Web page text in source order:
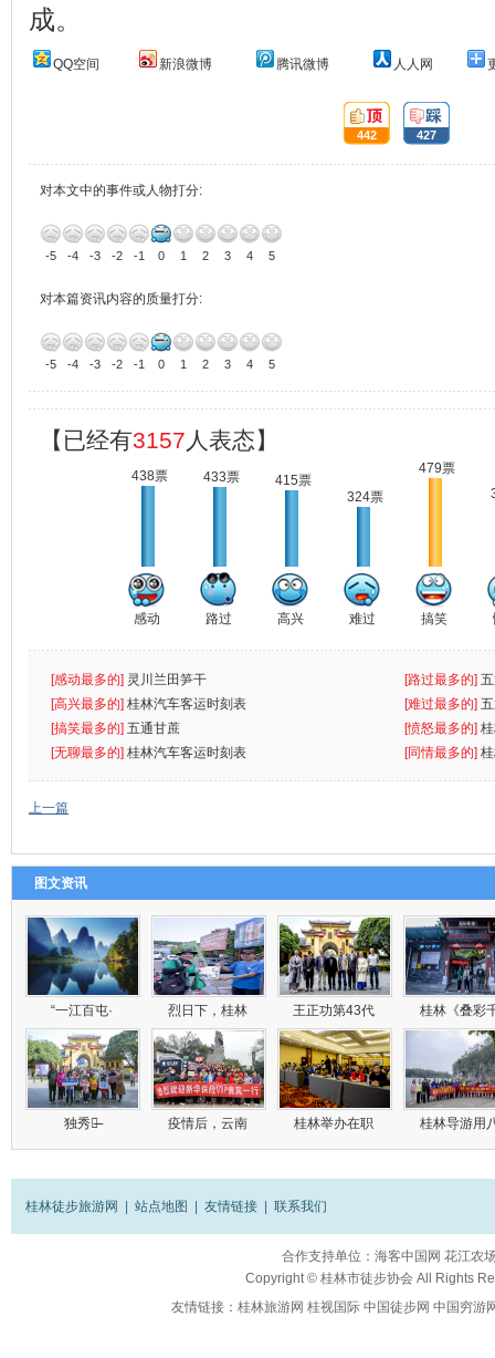
成。
QQ空间 新浪微博 腾讯微博 人人网
顶:
442
踩:
427
对本文中的事件或人物打分:
-5 -4 -3 -2 -1 0 1 2 3 4 5
对本篇资讯内容的质量打分:
-5 -4 -3 -2 -1 0 1 2 3 4 5
【已经有3157 人表态】
438票
感动
433票
路过
415票
高兴
324票
难过
479票
搞笑
[感动最多的] 灵川兰田笋干 [路过最多的]
[高兴最多的] 桂林汽车客运时刻表 [难过最多的]
[搞笑最多的] 五通甘蔗 [愤怒最多的]
[无聊最多的] 桂林汽车客运时刻表 [同情最多的]
上一篇
图文资讯
“一江百屯· 烈日下，桂林 王正功第43代 桂林《叠彩
独秀峰̶ 疫情后，云南 桂林举办在职 桂林导游用
桂林徒步旅游网 站点地图 友情链接 联系我们
合作支持单位： 海客中国网 花江农
Copyright © 桂林市徒步协会All Rights
友情链接： 桂林旅游网 桂视国际 中国徒步网 中国穷游